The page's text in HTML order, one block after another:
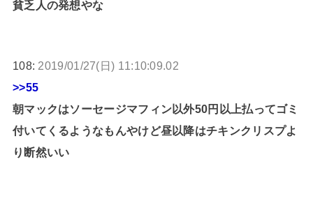
貧乏人の発想やな
108: 2019/01/27(日) 11:10:09.02
>>55
朝マックはソーセージマフィン以外50円以上払ってゴミ
付いてくるようなもんやけど昼以降はチキンクリスプよ
り断然いい